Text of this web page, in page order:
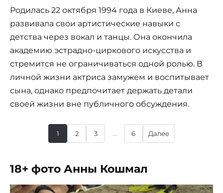
Родилась 22 октября 1994 года в Киеве, Анна
развивала свои артистические навыки с
детства через вокал и танцы. Она окончила
академию эстрадно-циркового искусства и
стремится не ограничиваться одной ролью. В
личной жизни актриса замужем и воспитывает
сына, однако предпочитает держать детали
своей жизни вне публичного обсуждения.
1 2 3 ... 6 Далее
18+ фото Анны Кошмал